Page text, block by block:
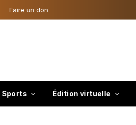
Faire un don
Sports Édition virtuelle